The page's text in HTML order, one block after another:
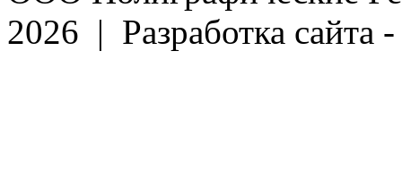
2026 | Разработка сайта